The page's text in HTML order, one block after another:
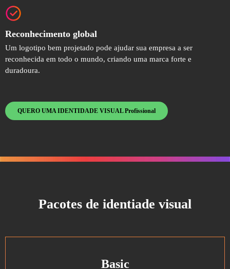
Reconhecimento global
Um logotipo bem projetado pode ajudar sua empresa a ser
reconhecida em todo o mundo, criando uma marca forte e
duradoura.
QUERO UMA IDENTIDADE VISUAL Profissional
Pacotes de identiade visual
Basic